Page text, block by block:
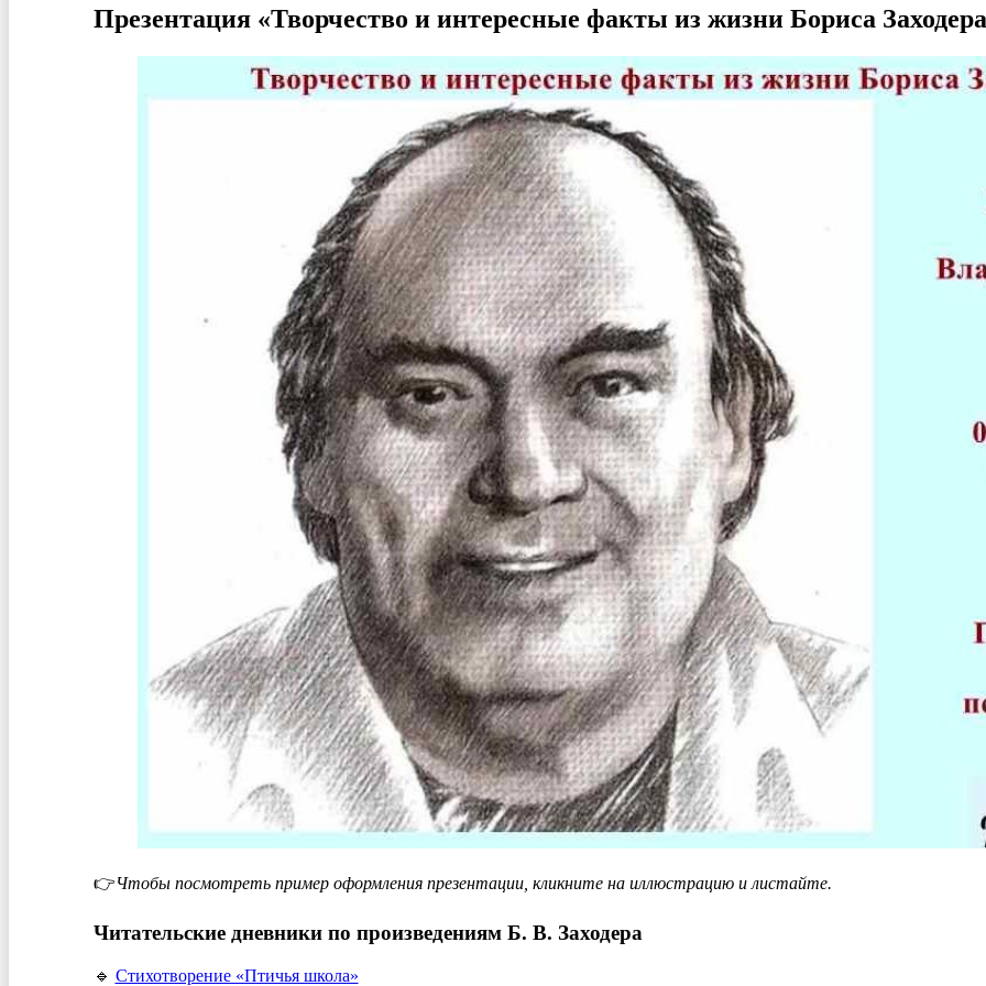
Презентация «Творчество и интересные факты из жизни Бориса
👉Чтобы посмотреть пример оформления презентации, кликните на иллюстрацию и листайте.
Читательские дневники по произведениям Б. В. Заходера
🔹 Стихотворение «Птичья школа»